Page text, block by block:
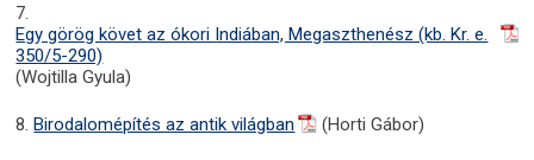
7.
Egy görög követ az ókori Indiában, Megaszthenész (kb. Kr. e.
350/5-290)
(Wojtilla Gyula)
8. Birodalomépítés az antik világban (Horti Gábor)